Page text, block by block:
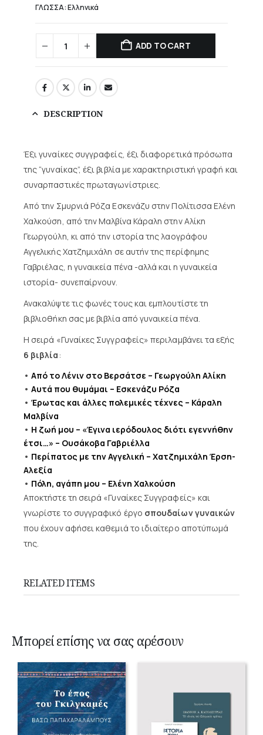
ΓΛΩΣΣΑ: Ελληνικά
ADD TO CART
DESCRIPTION
Έξι γυναίκες συγγραφείς, έξι διαφορετικά πρόσωπα
της “γυναίκας”, έξι βιβλία με χαρακτηριστική γραφή και
συναρπαστικές πρωταγωνίστριες.
Από την Σμυρνιά Ρόζα Εσκενάζυ στην Πολίτισσα Ελένη
Χαλκούση, από την Μαλβίνα Κάραλη στην Αλίκη
Γεωργούλη, κι από την ιστορία της λαογράφου
Αγγελικής Χατζημιχάλη σε αυτήν της περίφημης
Γαβριέλας, η γυναικεία πένα -αλλά και η γυναικεία
ιστορία- συνεπαίρνουν.
Ανακαλύψτε τις φωνές τους και εμπλουτίστε τη
βιβλιοθήκη σας με βιβλία από γυναικεία πένα.
Η σειρά «Γυναίκες Συγγραφείς» περιλαμβάνει τα εξής
6 βιβλία:
• Από το Λένιν στο Βερσάτσε – Γεωργούλη Αλίκη
• Αυτά που θυμάμαι – Εσκενάζυ Ρόζα
• Έρωτας και άλλες πολεμικές τέχνες – Κάραλη
Μαλβίνα
• Η ζωή μου – «Έγινα ιερόδουλος διότι εγεννήθην
έτσι…» – Ουσάκοβα Γαβριέλλα
• Περίπατος με την Αγγελική – Χατζημιχάλη Έρση-
Αλεξία
• Πόλη, αγάπη μου – Ελένη Χαλκούση
Αποκτήστε τη σειρά «Γυναίκες Συγγραφείς» και
γνωρίστε το συγγραφικό έργο σπουδαίων γυναικών
που έχουν αφήσει καθεμιά το ιδιαίτερο αποτύπωμά
της.
RELATED ITEMS
Μπορεί επίσης να σας αρέσουν